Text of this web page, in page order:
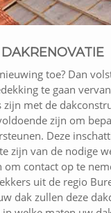
DAKRENOVATIE
toe? Dan
te gaan
met de
zijn om
Deze
zijn van de nodige
om contact op te
uit de regio
dak zullen deze